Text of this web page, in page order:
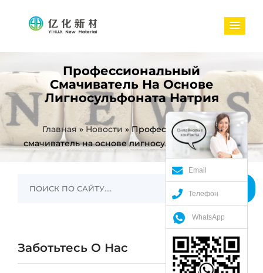
Профессиональный
Смачиватель На Основе
Лигносульфоната Натрия
Главная » Новости »Профессиональный
смачиватель на основе лигносульфоната натрия
Заботьтесь О Нас
Email
Телефон
WhatsApp